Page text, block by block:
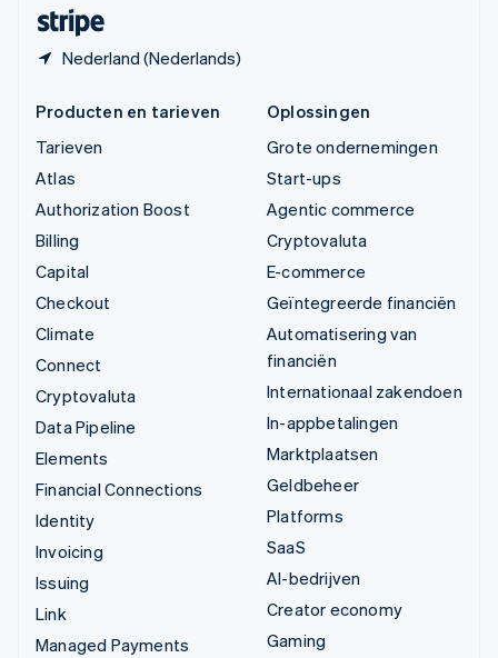
Nederland (Nederlands)
Producten en tarieven
Tarieven
Atlas
Authorization Boost
Billing
Capital
Checkout
Climate
Connect
Cryptovaluta
Data Pipeline
Elements
Financial Connections
Identity
Invoicing
Issuing
Link
Managed Payments
Oplossingen
Grote ondernemingen
Start-ups
Agentic commerce
Cryptovaluta
E-commerce
Geïntegreerde financiën
Automatisering van
financiën
Internationaal zakendoen
In-appbetalingen
Marktplaatsen
Geldbeheer
Platforms
SaaS
AI-bedrijven
Creator economy
Gaming